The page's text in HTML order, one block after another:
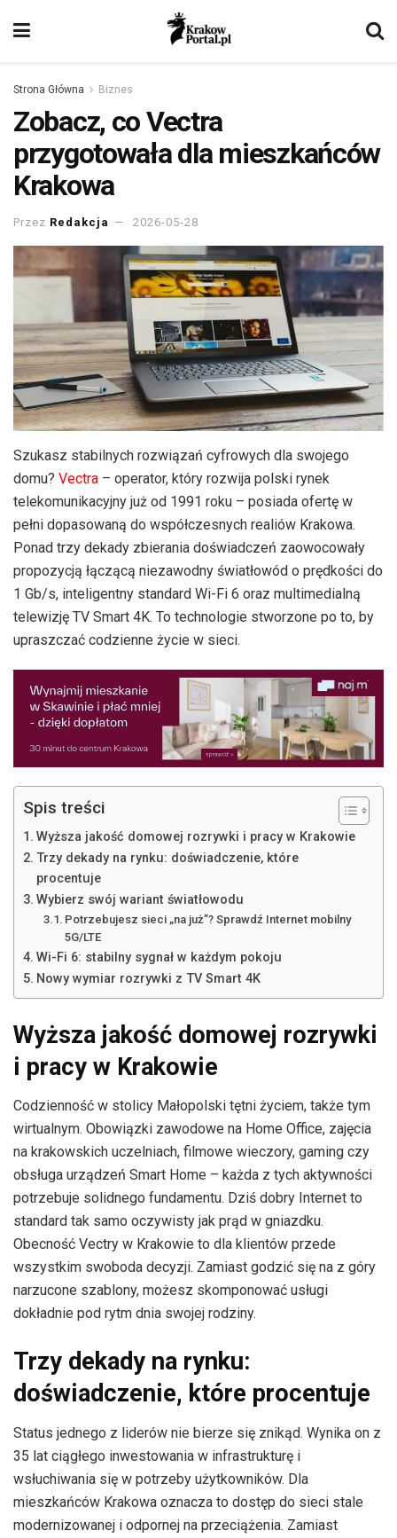
Strona Główna Biznes
Zobacz, co Vectra
przygotowała dla mieszkańców
Krakowa
Przez Redakcja 2026-05-28
Szukasz stabilnych rozwiązań cyfrowych dla swojego
domu? Vectra – operator, który rozwija polski rynek
telekomunikacyjny już od 1991 roku – posiada ofertę w
pełni dopasowaną do współczesnych realiów Krakowa.
Ponad trzy dekady zbierania doświadczeń zaowocowały
propozycją łączącą niezawodny światłowód o prędkości do
1 Gb/s, inteligentny standard Wi-Fi 6 oraz multimedialną
telewizję TV Smart 4K. To technologie stworzone po to, by
upraszczać codzienne życie w sieci.
Spis treści
Wyższa jakość domowej rozrywki i pracy w Krakowie
Trzy dekady na rynku: doświadczenie, które
procentuje
Wybierz swój wariant światłowodu
Potrzebujesz sieci „na już”? Sprawdź Internet mobilny
5G/LTE
Wi-Fi 6: stabilny sygnał w każdym pokoju
Nowy wymiar rozrywki z TV Smart 4K
Wyższa jakość domowej rozrywki
i pracy w Krakowie
Codzienność w stolicy Małopolski tętni życiem, także tym
wirtualnym. Obowiązki zawodowe na Home Office, zajęcia
na krakowskich uczelniach, filmowe wieczory, gaming czy
obsługa urządzeń Smart Home – każda z tych aktywności
potrzebuje solidnego fundamentu. Dziś dobry Internet to
standard tak samo oczywisty jak prąd w gniazdku.
Obecność Vectry w Krakowie to dla klientów przede
wszystkim swoboda decyzji. Zamiast godzić się na z góry
narzucone szablony, możesz skomponować usługi
dokładnie pod rytm dnia swojej rodziny.
Trzy dekady na rynku:
doświadczenie, które procentuje
Status jednego z liderów nie bierze się znikąd. Wynika on z
35 lat ciągłego inwestowania w infrastrukturę i
wsłuchiwania się w potrzeby użytkowników. Dla
mieszkańców Krakowa oznacza to dostęp do sieci stale
modernizowanej i odpornej na przeciążenia. Zamiast